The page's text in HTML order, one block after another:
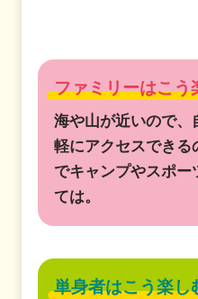
ファミリーはこう
海や山が近いので、
軽にアクセスできる
でキャンプやスポー
ては。
単身者はこう楽し